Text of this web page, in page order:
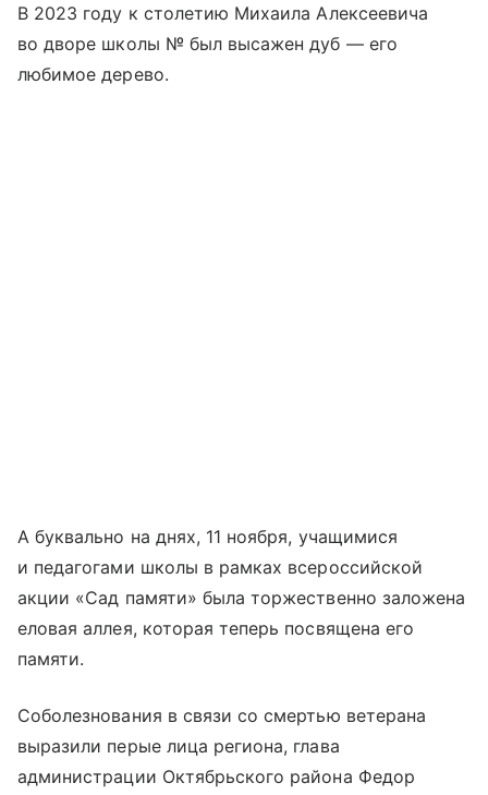
В 2023 году к столетию Михаила Алексеевича
во дворе школы № был высажен дуб — его
любимое дерево.
А буквально на днях, 11 ноября, учащимися
и педагогами школы в рамках всероссийской
акции «Сад памяти» была торжественно заложена
еловая аллея, которая теперь посвящена его
памяти.
Соболезнования в связи со смертью ветерана
выразили перые лица региона, глава
администрации Октябрьского района Федор